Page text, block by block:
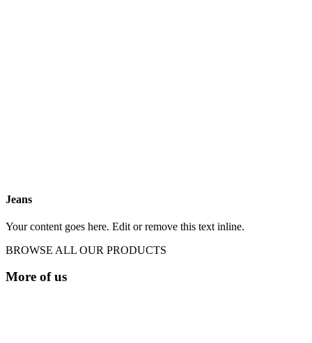
Jeans
Your content goes here. Edit or remove this text inline.
BROWSE ALL OUR PRODUCTS
More of us